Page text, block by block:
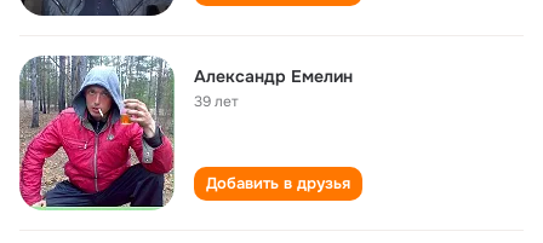
Александр Емелин
39 лет
Добавить в друзья